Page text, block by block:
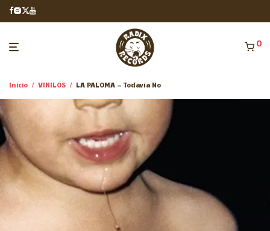
0
Inicio / VINILOS / LA PALOMA – Todavía No